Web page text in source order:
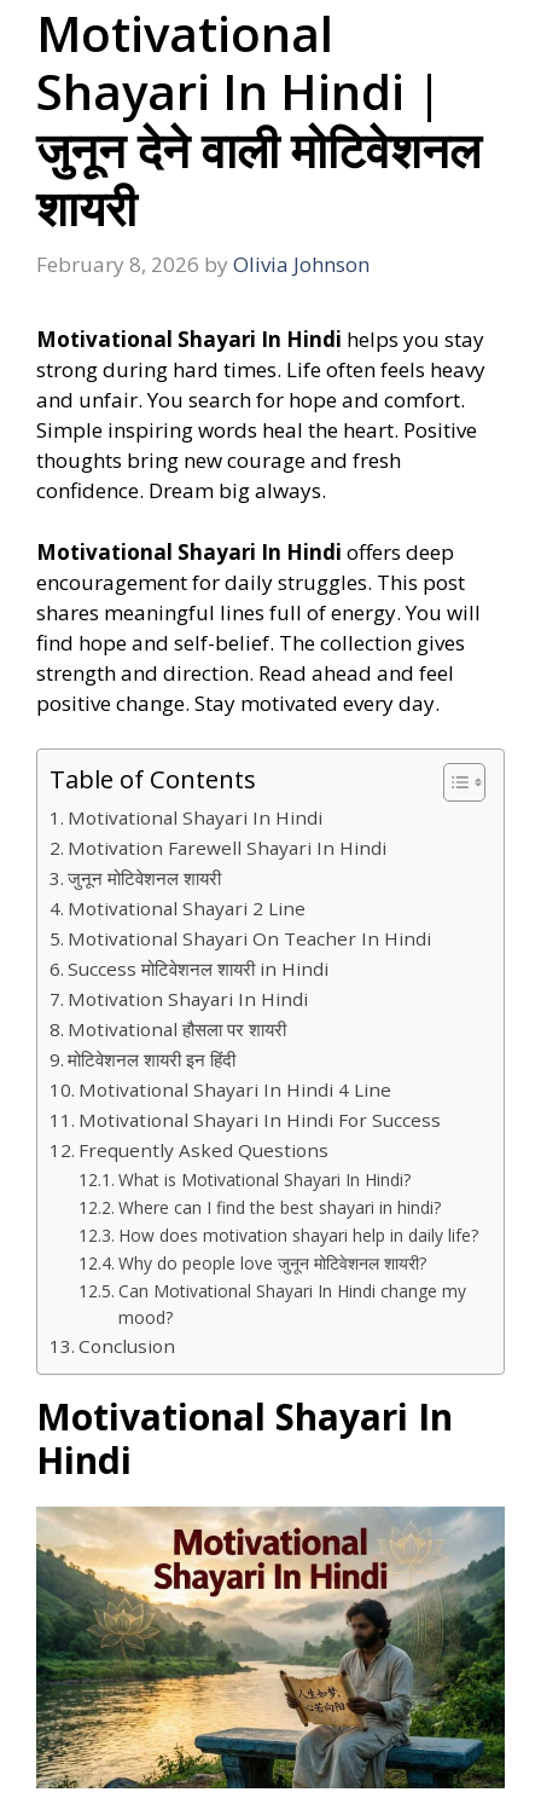
Motivational
Shayari In Hindi |
जुनून देने वाली मोटिवेशनल
शायरी
February 8, 2026 by Olivia Johnson
Motivational Shayari In Hindi helps you stay
strong during hard times. Life often feels heavy
and unfair. You search for hope and comfort.
Simple inspiring words heal the heart. Positive
thoughts bring new courage and fresh
confidence. Dream big always.
Motivational Shayari In Hindi offers deep
encouragement for daily struggles. This post
shares meaningful lines full of energy. You will
find hope and self-belief. The collection gives
strength and direction. Read ahead and feel
positive change. Stay motivated every day.
Table of Contents
Motivational Shayari In Hindi
Motivation Farewell Shayari In Hindi
जुनून मोटिवेशनल शायरी
Motivational Shayari 2 Line
Motivational Shayari On Teacher In Hindi
Success मोटिवेशनल शायरी in Hindi
Motivation Shayari In Hindi
Motivational हौसला पर शायरी
मोट‍िवेशनल शायरी इन ह‍िंदी
Motivational Shayari In Hindi 4 Line
Motivational Shayari In Hindi For Success
Frequently Asked Questions
What is Motivational Shayari In Hindi?
Where can I find the best shayari in hindi?
How does motivation shayari help in daily life?
Why do people love जुनून मोटिवेशनल शायरी?
Can Motivational Shayari In Hindi change my
mood?
Conclusion
Motivational Shayari In
Hindi